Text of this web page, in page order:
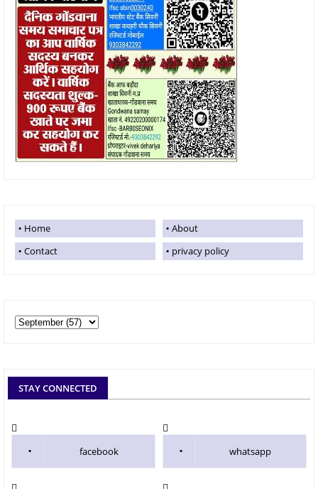
Home
About
Contact
privacy policy
STAY CONNECTED
facebook whatsapp